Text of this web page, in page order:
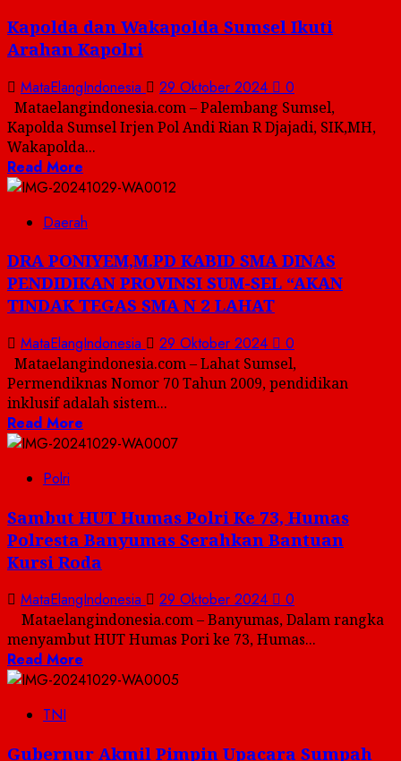
Kapolda dan Wakapolda Sumsel Ikuti
Arahan Kapolri
MataElangIndonesia 29 Oktober 2024 0
Mataelangindonesia.com – Palembang Sumsel,
Kapolda Sumsel Irjen Pol Andi Rian R Djajadi, SIK,MH,
Wakapolda...
Read More
Daerah
DRA PONIYEM,M.PD KABID SMA DINAS
PENDIDIKAN PROVINSI SUM-SEL “AKAN
TINDAK TEGAS SMA N 2 LAHAT
MataElangIndonesia 29 Oktober 2024 0
Mataelangindonesia.com – Lahat Sumsel,
Permendiknas Nomor 70 Tahun 2009, pendidikan
inklusif adalah sistem...
Read More
Polri
Sambut HUT Humas Polri Ke 73, Humas
Polresta Banyumas Serahkan Bantuan
Kursi Roda
MataElangIndonesia 29 Oktober 2024 0
Mataelangindonesia.com – Banyumas, Dalam rangka
menyambut HUT Humas Pori ke 73, Humas...
Read More
TNI
Gubernur Akmil Pimpin Upacara Sumpah